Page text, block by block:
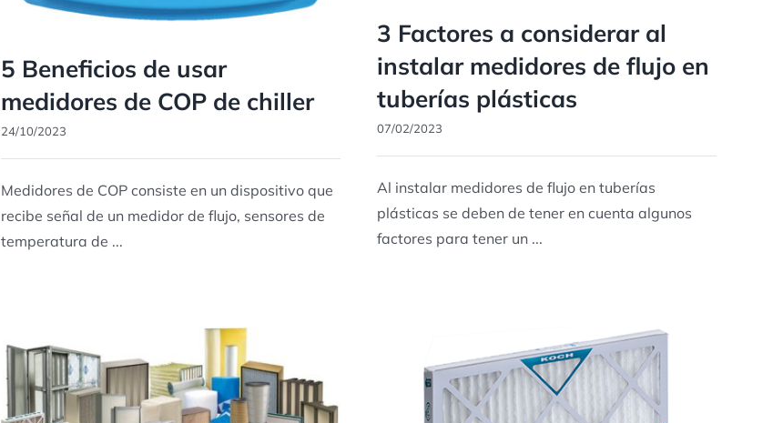
5 Beneficios de usar
medidores de COP de chiller
24/10/2023
Medidores de COP consiste en un dispositivo que
recibe señal de un medidor de flujo, sensores de
temperatura de ...
3 Factores a considerar al
instalar medidores de flujo en
tuberías plásticas
07/02/2023
Al instalar medidores de flujo en tuberías
plásticas se deben de tener en cuenta algunos
factores para tener un ...